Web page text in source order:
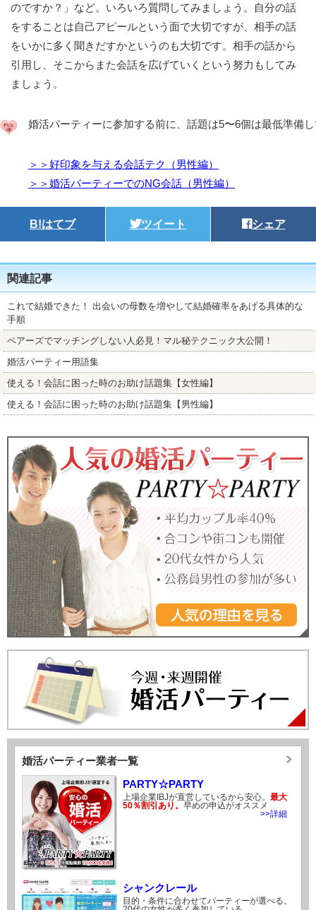
のですか？」など。いろいろ質問してみましょう。自分の話
をすることは自己アピールという面で大切ですが、相手の話
をいかに多く聞きだすかというのも大切です。相手の話から
引用し、そこからまた会話を広げていくという努力もしてみ
ましょう。
婚活パーティーに参加する前に、話題は5〜6個は最低準備
＞＞好印象を与える会話テク（男性編）
＞＞婚活パーティーでのNG会話（男性編）
B!はてブ ツイート シェア
関連記事
これで結婚できた！ 出会いの母数を増やして結婚確率をあげる具体的な
手順
ペアーズでマッチングしない人必見！マル秘テクニック大公開！
婚活パーティー用語集
使える！会話に困った時のお助け話題集【女性編】
使える！会話に困った時のお助け話題集【男性編】
婚活パーティー業者一覧
PARTY☆PARTY
上場企業IBJが直営しているから安心。 最大
50％割引あり。 早めの申込がオススメ
>>詳細
シャンクレール
目的・条件に合わせてパーティーが選べる。